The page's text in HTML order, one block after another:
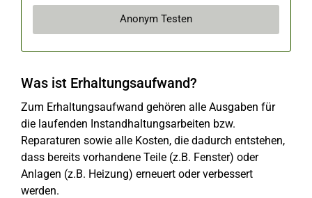
Anonym Testen
Was ist Erhaltungsaufwand?
Zum Erhaltungsaufwand gehören alle Ausgaben für
die laufenden Instandhaltungsarbeiten bzw.
Reparaturen sowie alle Kosten, die dadurch entstehen,
dass bereits vorhandene Teile (z.B. Fenster) oder
Anlagen (z.B. Heizung) erneuert oder verbessert
werden.